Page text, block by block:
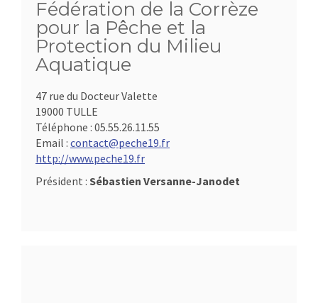
Fédération de la Corrèze
pour la Pêche et la
Protection du Milieu
Aquatique
47 rue du Docteur Valette
19000 TULLE
Téléphone : 05.55.26.11.55
Email : contact@peche19.fr
http://www.peche19.fr
Président : Sébastien Versanne-Janodet